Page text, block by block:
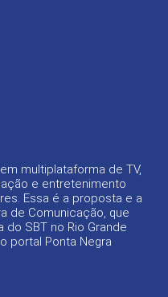
multiplataforma de TV,
e entretenimento
Essa é a proposta e a
de Comunicação, que
do SBT no Rio Grande
portal Ponta Negra